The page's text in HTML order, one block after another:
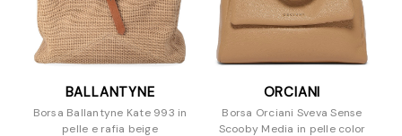
BALLANTYNE
Borsa Ballantyne Kate 993 in
pelle e rafia beige
ORCIANI
Borsa Orciani Sveva Sense
Scooby Media in pelle color